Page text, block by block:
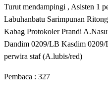
Turut mendampingi , Asisten 1
Labuhanbatu Sarimpunan
Kabag Protokoler Prandi
Dandim 0209/LB Kasdim
perwira staf (A.lubis/red)
Pembaca : 327